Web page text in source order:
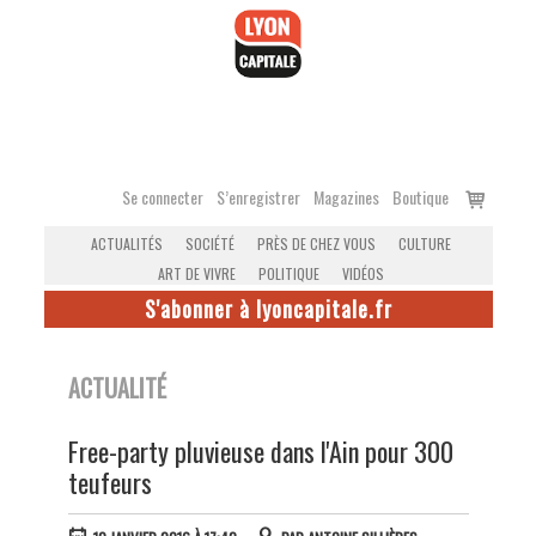
Se connecter S’enregistrer Magazines Boutique
Voir
ACTUALITÉS SOCIÉTÉ PRÈS DE CHEZ VOUS
CULTURE
ART DE VIVRE
POLITIQUE VIDÉOS
S'abonner à lyoncapitale.fr
ACTUALITÉ
Free-party pluvieuse dans l'Ain pour 300
teufeurs